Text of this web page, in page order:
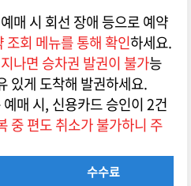
매 시 회선 장애 등으로 예약
조회 메뉴를 통해 확인하세요.
나면 승차권 발권이 불가능
있게 도착해 발권하세요.
예매 시, 신용카드 승인이 2건
중 편도 취소가 불가하니 주
수수료